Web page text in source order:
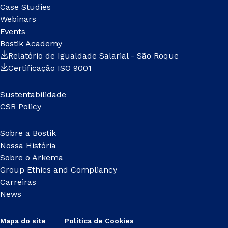
Case Studies
Webinars
Events
Bostik Academy
Relatório de Igualdade Salarial - São Roque
Certificação ISO 9001
Sustentabilidade
CSR Policy
Sobre a Bostik
Nossa História
Sobre o Arkema
Group Ethics and Compliancy
Carreiras
News
Mapa do site Política de Cookies